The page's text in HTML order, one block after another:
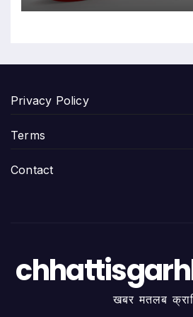
Privacy Policy
Terms
Contact
खबर मतलब